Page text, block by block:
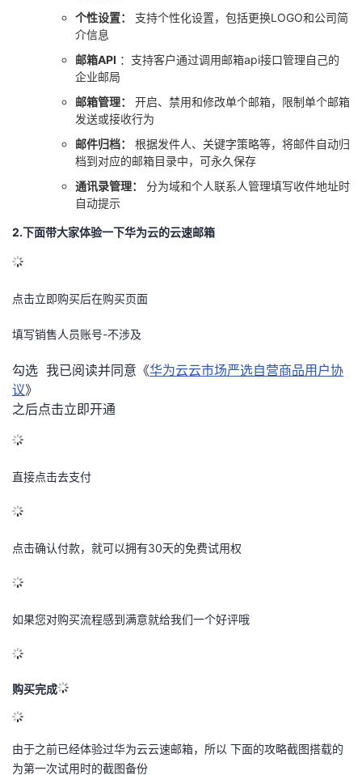
个性设置：
支持个性化设置，包括更换LOGO和公司简
介信息
邮箱API ：支持客户通过调用邮箱api接口管理自己的
企业邮局
邮箱管理：
开启、禁用和修改单个邮箱，限制单个邮箱
发送或接收行为
邮件归档：
根据发件人、关键字策略等，将邮件自动归
档到对应的邮箱目录中，可永久保存
通讯录管理：
分为域和个人联系人管理填写收件地址时
自动提示
2.下面带大家体验一下华为云的云速邮箱
点击立即购买后在购买页面
填写销售人员账号-不涉及
勾选 我已阅读并同意《华为云云市场严选自营商品用户协
议》
之后点击立即开通
直接点击去支付
点击确认付款，就可以拥有30天的免费试用权
如果您对购买流程感到满意就给我们一个好评哦
购买完成
由于之前已经体验过华为云云速邮箱，所以 下面的攻略截图搭载的
为第一次试用时的截图备份